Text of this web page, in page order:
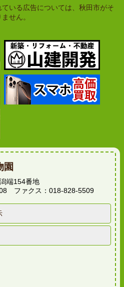
いる広告については、秋田市がそ
せん。
園
端154番地
ファクス：018-828-5509